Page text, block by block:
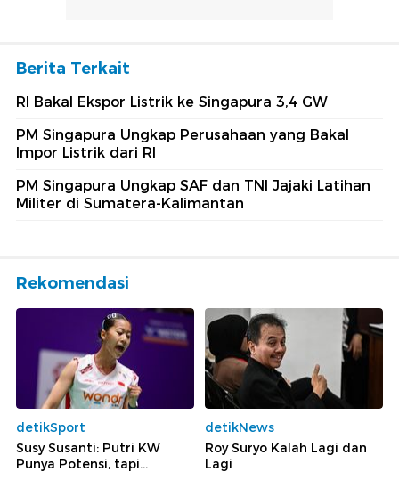
Berita Terkait
RI Bakal Ekspor Listrik ke Singapura 3,4 GW
PM Singapura Ungkap Perusahaan yang Bakal
Impor Listrik dari RI
PM Singapura Ungkap SAF dan TNI Jajaki Latihan
Militer di Sumatera-Kalimantan
Rekomendasi
detikSport
Susy Susanti: Putri KW
Punya Potensi, tapi...
detikNews
Roy Suryo Kalah Lagi dan
Lagi